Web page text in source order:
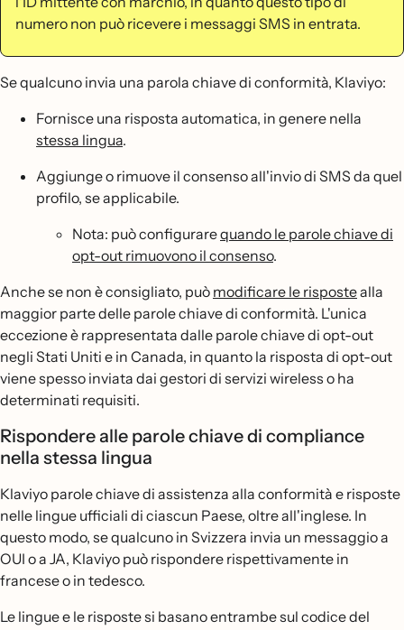
numero non può ricevere i messaggi SMS in entrata.
Se qualcuno invia una parola chiave di conformità, Klaviyo:
Fornisce una risposta automatica, in genere nella
stessa lingua.
Aggiunge o rimuove il consenso all'invio di SMS da quel
profilo, se applicabile.
Nota: può configurarequando le parole chiave di
opt-out rimuovono il consenso.
Anche se non è consigliato, può modificare le rispostealla
maggior parte delle parole chiave di conformità. L'unica
eccezione è rappresentata dalle parole chiave di opt-out
negli Stati Uniti e in Canada, in quanto la risposta di opt-out
viene spesso inviata dai gestori di servizi wireless o ha
determinati requisiti.
Rispondere alle parole chiave di compliance
nella stessa lingua
Klaviyo parole chiave di assistenza alla conformità e risposte
nelle lingue ufficiali di ciascun Paese, oltre all'inglese. In
questo modo, se qualcuno in Svizzera invia un messaggio a
OUI o a JA, Klaviyo può rispondere rispettivamente in
francese o in tedesco.
Le lingue e le risposte si basano entrambe sul codice del